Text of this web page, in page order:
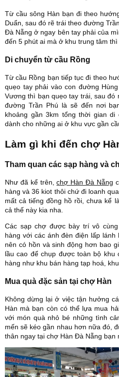
Từ cầu sông Hàn bạn đi theo
Duẩn, sau đó rẽ trái theo đường
Đà Nẵng ở ngay bên tay phải của
đến 5 phút ai mà ở khu trung tâm thì
Di chuyển từ cầu Rồng
Từ cầu Rồng bạn tiếp tục đi theo
quẹo tay phải vào con đường
Vương thì bạn quẹo tay trái, sau đó
đường Trần Phú là sẽ đến nơi
khoảng gần 3km tổng thời gian
dành cho những ai ở khu vực gần
Làm gì khi đến chợ
Tham quan các sạp hàng và
Như đã kể trên,chợ Hàn Đà Nẵng
hàng và 36 kiot thôi chứ đi loanh
mất cả tiếng đồng hồ rồi, chưa kể
cả thế này kia nha.
Các sạp chợ được bày trí vô
hàng với các ánh đèn điện lấp
nên có hồn và sinh động hơn bao
lầu cao để chụp được toàn bộ khu
hàng như khu bán hàng tạp hoá,
Mua quà đặc sản tại chợ Hàn
Không dừng lại ở việc tận hưởng
Hàn mà bạn còn có thể lựa mua
với món quà nhỏ bé những tình
mến sẽ kéo gần nhau hơn nữa đó,
thân ngay tại chợ Hàn Đà Nẵng bạn